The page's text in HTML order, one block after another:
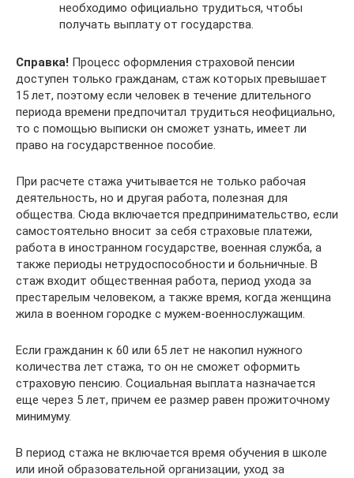
необходимо официально трудиться, чтобы
получать выплату от государства.
Справка! Процесс оформления страховой пенсии
доступен только гражданам, стаж которых превышает
15 лет, поэтому если человек в течение длительного
периода времени предпочитал трудиться неофициально,
то с помощью выписки он сможет узнать, имеет ли
право на государственное пособие.
При расчете стажа учитывается не только рабочая
деятельность, но и другая работа, полезная для
общества. Сюда включается предпринимательство, если
самостоятельно вносит за себя страховые платежи,
работа в иностранном государстве, военная служба, а
также периоды нетрудоспособности и больничные. В
стаж входит общественная работа, период ухода за
престарелым человеком, а также время, когда женщина
жила в военном городке с мужем-военнослужащим.
Если гражданин к 60 или 65 лет не накопил нужного
количества лет стажа, то он не сможет оформить
страховую пенсию. Социальная выплата назначается
еще через 5 лет, причем ее размер равен прожиточному
минимуму.
В период стажа не включается время обучения в школе
или иной образовательной организации, уход за